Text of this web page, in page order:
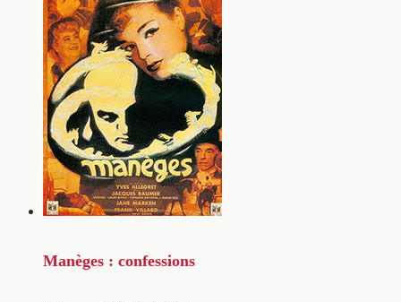
Manèges : confessions